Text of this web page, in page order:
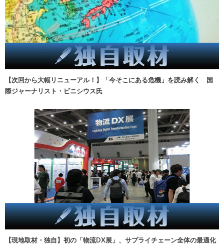
【次回から大幅リニューアル！】「今そこにある危機」を読み解く 国
際ジャーナリスト・ビニシウス氏
【現地取材・独自】初の「物流DX展」、サプライチェーン全体の最適化